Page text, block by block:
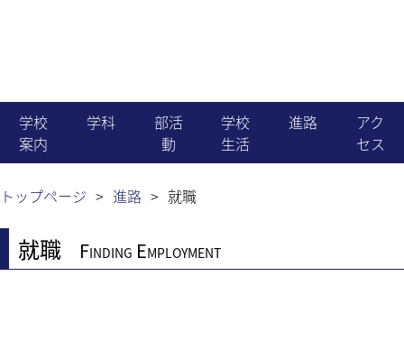
学校
案内
学校長より
教育目標・沿革
学科
機械科
電子情報科
部活
動
運動部
文化部
学校
生活
進路
就職
アク
セス
トップページ 進路 就職
就職 Finding Employment